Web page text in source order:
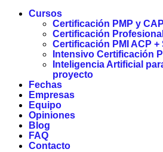
Cursos
Certificación PMP y
Certificación Profesional
Certificación PMI ACP +
Intensivo Certificación
Inteligencia Artificial
proyecto
Fechas
Empresas
Equipo
Opiniones
Blog
FAQ
Contacto